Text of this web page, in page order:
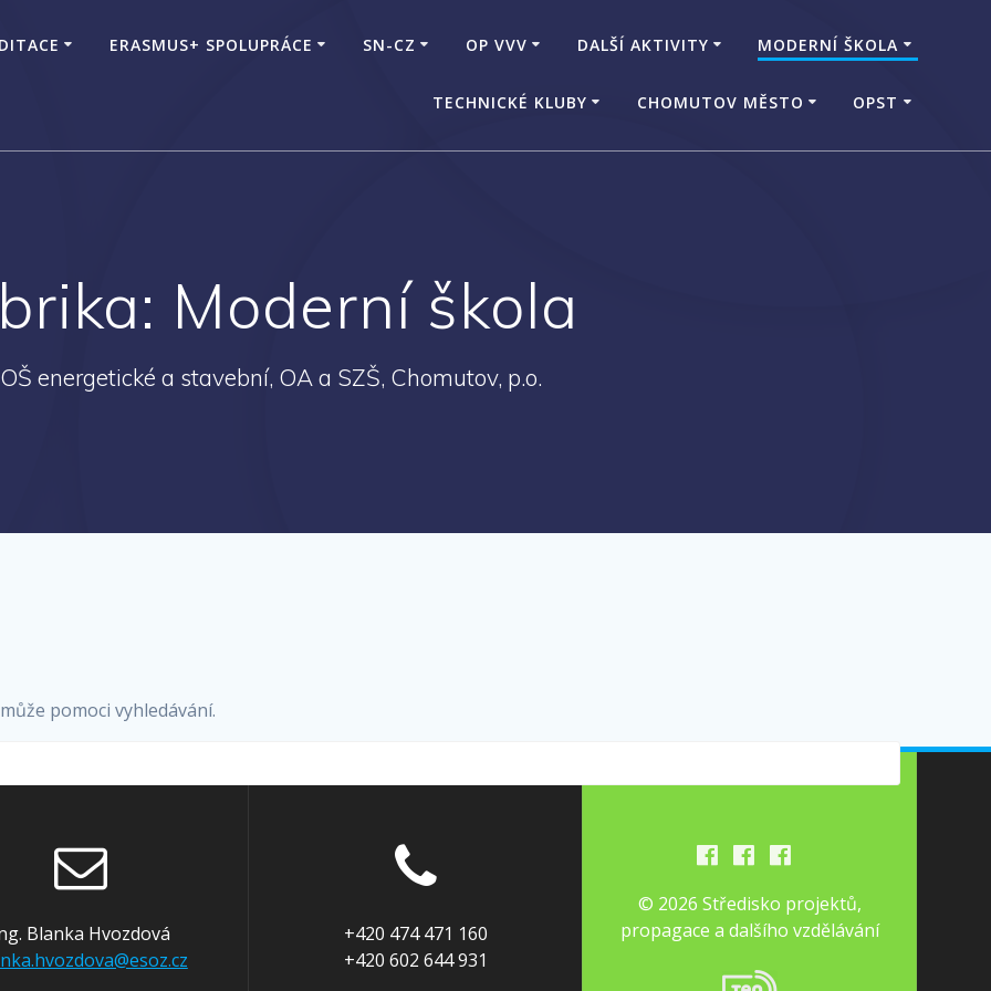
ERASMUS+ SPOLUPRÁCE SN-CZ OP VVV DALŠÍ AKTIVITY MODERNÍ ŠKOLA
TECHNICKÉ KLUBY CHOMUTOV MĚSTO OPST
Moderní škola
energetické a stavební, OA a SZŠ, Chomutov, p.o.
pomoci vyhledávání.
Blanka Hvozdová
+420 474 471 160
+420 602 644 931
© 2026 Středisko projektů,
propagace a dalšího vzdělávání